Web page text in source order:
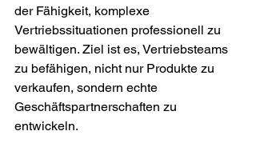
der Fähigkeit, komplexe
Vertriebssituationen professionell zu
bewältigen. Ziel ist es, Vertriebsteams
zu befähigen, nicht nur Produkte zu
verkaufen, sondern echte
Geschäftspartnerschaften zu
entwickeln.